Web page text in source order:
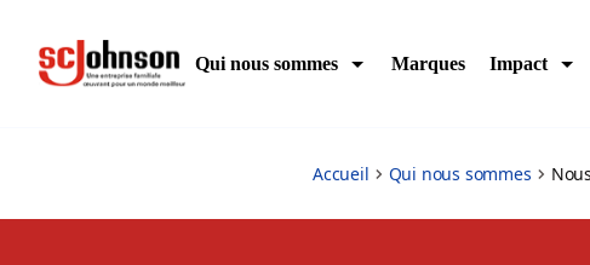
Qui nous sommes Marques Impact
Accueil Qui nous sommes